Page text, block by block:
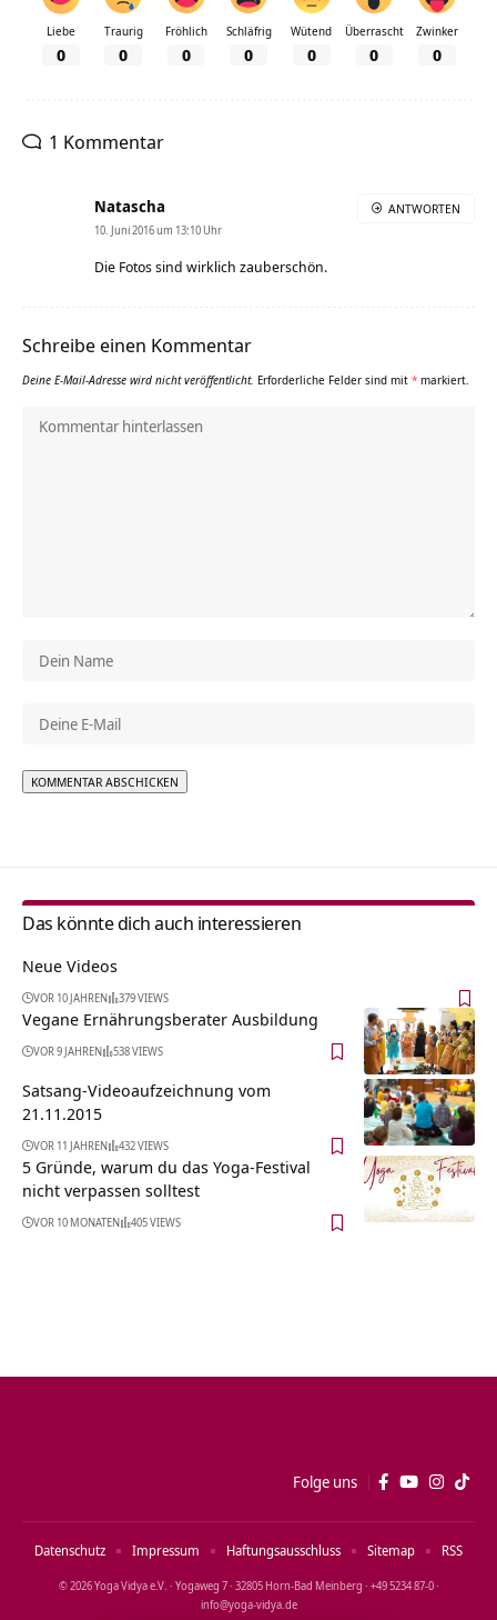
Liebe
0
Traurig
0
Fröhlich
0
Schläfrig
0
Wütend
0
Überrascht
0
Zwinker
0
1 Kommentar
Natascha
10. Juni 2016 um 13:10 Uhr
Die Fotos sind wirklich zauberschön.
ANTWORTEN
Schreibe einen Kommentar
Deine E-Mail-Adresse wird nicht veröffentlicht. Erforderliche Felder sind mit * markiert.
Das könnte dich auch interessieren
Neue Videos
VOR 10 JAHREN 379 VIEWS
Vegane Ernährungsberater Ausbildung
VOR 9 JAHREN 538 VIEWS
Satsang-Videoaufzeichnung vom
21.11.2015
VOR 11 JAHREN 432 VIEWS
5 Gründe, warum du das Yoga-Festival
nicht verpassen solltest
VOR 10 MONATEN 405 VIEWS
Folge uns
© 2026 Yoga Vidya e.V. · Yogaweg 7 · 32805 Horn‑Bad Meinberg · +49 5234 87‑0 ·
info@yoga‑vidya.de
Datenschutz Impressum Haftungsausschluss Sitemap RSS